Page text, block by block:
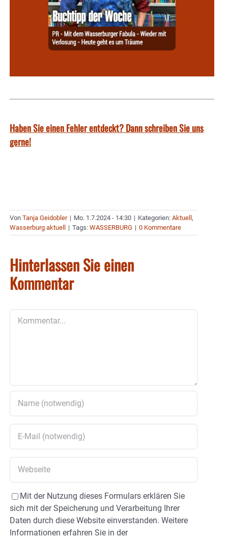
Haben Sie einen Fehler entdeckt? Dann schreiben Sie uns
gerne!
Von Tanja Geidobler | Mo. 1.7.2024 - 14:30 | Kategorien: Aktuell,
Wasserburg aktuell | Tags: WASSERBURG | 0 Kommentare
Hinterlassen Sie einen
Kommentar
Mit der Nutzung dieses Formulars erklären Sie
sich mit der Speicherung und Verarbeitung Ihrer
Daten durch diese Website einverstanden. Weitere
Informationen erfahren Sie in der